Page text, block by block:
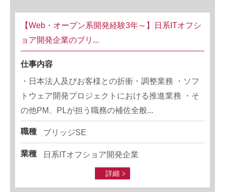
【Web・オープン系開発経験3年～】日系ITオフシ
ョア開発企業のブリ...
仕事内容
・日本法人及びお客様との折衝・調整業務 ・ソフ
トウェア開発プロジェクトにおける推進業務 ・そ
の他PM、PLが担う職務の補佐全般...
職種 ブリッジSE
業種 日系ITオフショア開発企業
詳細